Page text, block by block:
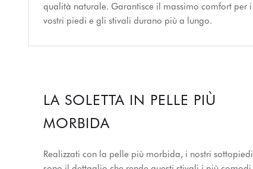
qualità naturale. Garantisce il massimo comfort per i
vostri piedi e gli stivali durano più a lungo.
LA SOLETTA IN PELLE PIÙ
MORBIDA
Realizzati con la pelle più morbida, i nostri sottopiedi